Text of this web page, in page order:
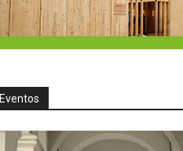
Eventos